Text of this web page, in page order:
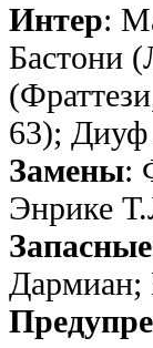
Интер:
Бастони
63);
Замены:
Энрике
Запасные
Дармиан;